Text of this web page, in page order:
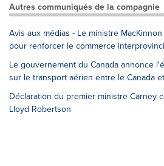
Autres communiqués de la compagnie
Avis aux médias - Le ministre
pour renforcer le commerce
Le gouvernement du Canada annonce
sur le transport aérien entre le Canada
Déclaration du premier ministre Carney
Lloyd Robertson